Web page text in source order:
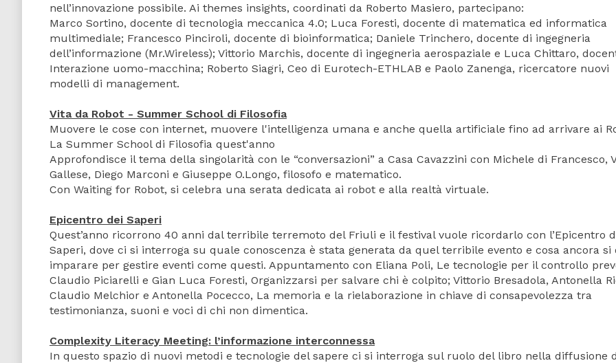
nell’innovazione possibile. Ai themes insights, coordinati da Roberto Masiero, partecipano:
Marco Sortino, docente di tecnologia meccanica 4.0; Luca Foresti, docente di matematica ed informatica
multimediale; Francesco Pinciroli, docente di bioinformatica; Daniele Trinchero, docente di ingegneria
dell’informazione (Mr.Wireless); Vittorio Marchis, docente di ingegneria aerospaziale e Luca Chittaro,
Interazione uomo-macchina; Roberto Siagri, Ceo di Eurotech-ETHLAB e Paolo Zanenga, ricercatore nuovi
modelli di management.
Vita da Robot - Summer School di Filosofia
Muovere le cose con internet, muovere l'intelligenza umana e anche quella artificiale fino ad arrivare ai
La Summer School di Filosofia quest'anno
Approfondisce il tema della singolarità con le “conversazioni” a Casa Cavazzini con Michele di Francesco,
Gallese, Diego Marconi e Giuseppe O.Longo, filosofo e matematico.
Con Waiting for Robot, si celebra una serata dedicata ai robot e alla realtà virtuale.
Epicentro dei Saperi
Quest’anno ricorrono 40 anni dal terribile terremoto del Friuli e il festival vuole ricordarlo con l’Epicentro
Saperi, dove ci si interroga su quale conoscenza è stata generata da quel terribile evento e cosa ancora si
imparare per gestire eventi come questi. Appuntamento con Eliana Poli, Le tecnologie per il controllo
Claudio Piciarelli e Gian Luca Foresti, Organizzarsi per salvare chi è colpito; Vittorio Bresadola, Antonella
Claudio Melchior e Antonella Pocecco, La memoria e la rielaborazione in chiave di consapevolezza tra
testimonianza, suoni e voci di chi non dimentica.
Complexity Literacy Meeting: l’informazione interconnessa
In questo spazio di nuovi metodi e tecnologie del sapere ci si interroga sul ruolo del libro nella diffusione